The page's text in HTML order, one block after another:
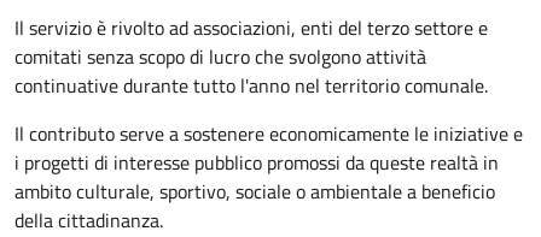
Il servizio è rivolto ad associazioni, enti del terzo settore e
comitati senza scopo di lucro che svolgono attività
continuative durante tutto l'anno nel territorio comunale.
Il contributo serve a sostenere economicamente le iniziative e
i progetti di interesse pubblico promossi da queste realtà in
ambito culturale, sportivo, sociale o ambientale a beneficio
della cittadinanza.